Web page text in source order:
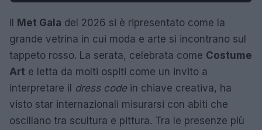
Il Met Gala del 2026 si è ripresentato come la
grande vetrina in cui moda e arte si incontrano sul
tappeto rosso. La serata, celebrata come Costume
Art e letta da molti ospiti come un invito a
interpretare il dress codein chiave creativa, ha
visto star internazionali misurarsi con abiti che
oscillano tra scultura e pittura. Tra le presenze più